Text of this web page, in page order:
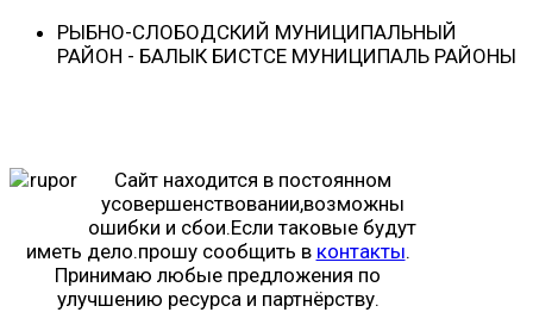
РЫБНО-CЛОБОДСКИЙ МУНИЦИПАЛЬНЫЙ
РАЙОН - БАЛЫК БИСТӘСЕ МУНИЦИПАЛЬ РАЙОНЫ
Сайт находится в постоянном
усовершенствовании,возможны
ошибки и сбои.Если таковые будут
иметь дело.прошу сообщить в контакты.
Принимаю любые предложения по
улучшению ресурса и партнёрству.